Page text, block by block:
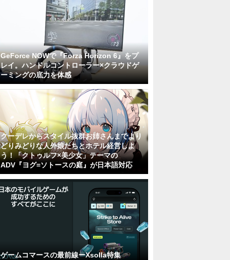
GeForce NOWで『Forza Horizon 6』をプ
レイ。ハンドルコントローラー×クラウドゲ
ーミングの底力を体感
クーデレからスタイル抜群お姉さんまでより
どりみどりな人外娘たちとホテル経営しよ
う！「クトゥルフ×美少女」テーマの
ADV『ヨグ=ソトースの庭』が日本語対応
ゲームコマースの最前線ーXsolla特集